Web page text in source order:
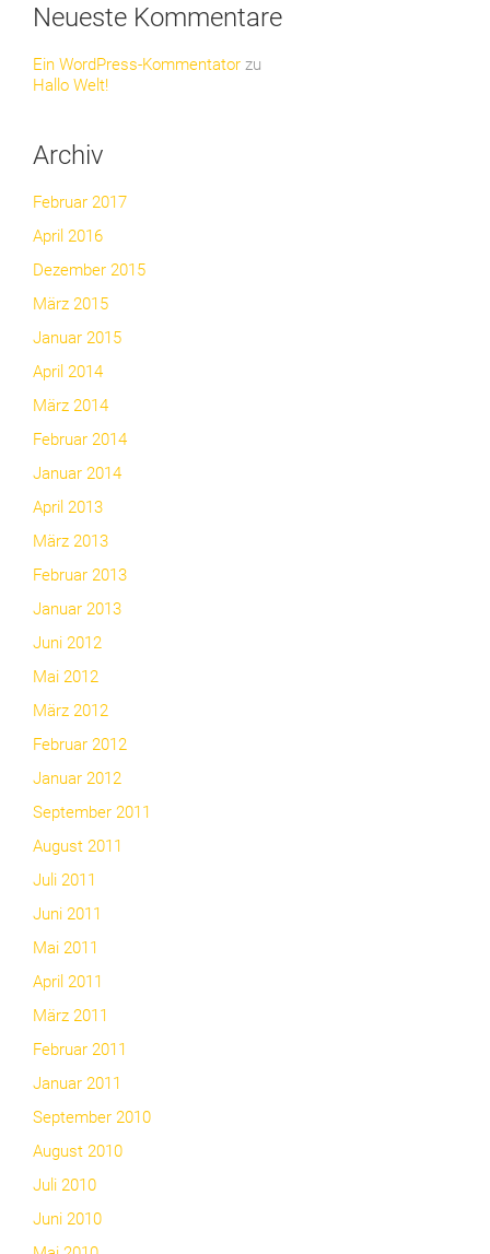
Neueste Kommentare
Ein WordPress-Kommentator zu
Hallo Welt!
Archiv
Februar 2017
April 2016
Dezember 2015
März 2015
Januar 2015
April 2014
März 2014
Februar 2014
Januar 2014
April 2013
März 2013
Februar 2013
Januar 2013
Juni 2012
Mai 2012
März 2012
Februar 2012
Januar 2012
September 2011
August 2011
Juli 2011
Juni 2011
Mai 2011
April 2011
März 2011
Februar 2011
Januar 2011
September 2010
August 2010
Juli 2010
Juni 2010